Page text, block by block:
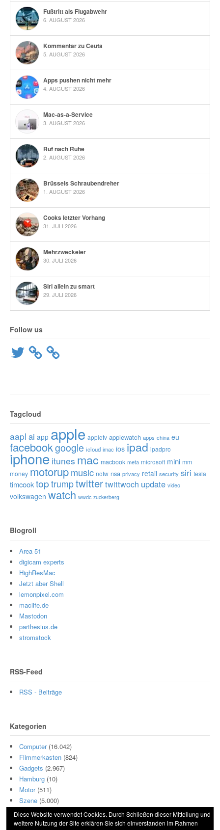
Fußtritt als Flugabwehr
6. AUGUST 2026
Kommentar zu Ceuta
5. AUGUST 2026
Apps pushen nicht mehr
4. AUGUST 2026
Mac-as-a-Service
3. AUGUST 2026
Ruf nach Ruhe
2. AUGUST 2026
Brüssels Schraubendreher
1. AUGUST 2026
Cooks letzter Vorhang
31. JULI 2026
Mehrzweckeier
30. JULI 2026
Siri allein zu smart
29. JULI 2026
Follow us
Twitter
Tagcloud
aapl ai app apple appletv applewatch apps china eu
facebookgoogle icloud imac ios ipad ipadpro
iphone itunes mac macbook meta microsoft mini mm
money motorupmusic notw nsa privacy retail security siri tesla
timcooktop trumptwittertwittwoch update video
volkswagen watch wwdc zuckerberg
Blogroll
Area 51
digicam experts
HighResMac
Jetzt aber Shell
lemonpixel.com
maclife.de
Mastodon
parthesius.de
stromstock
RSS-Feed
RSS - Beiträge
Kategorien
Computer(16.042)
Flimmerkasten (824)
Gadgets (2.967)
Hamburg (10)
Motor(511)
Szene (5.000)
Diese Website verwendet Cookies. Durch Schließen dieser Mitteilung und
weitere Nutzung der Site erklären Sie sich einverstanden im Rahmen